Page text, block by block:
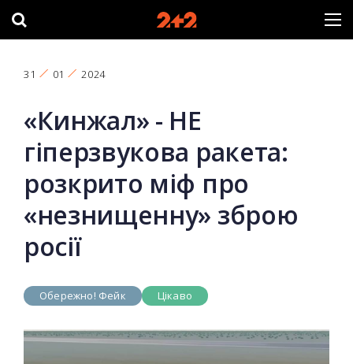
31 01 2024
«Кинжал» - НЕ
гіперзвукова ракета:
розкрито міф про
«незнищенну» зброю
росії
Обережно! Фейк Цікаво